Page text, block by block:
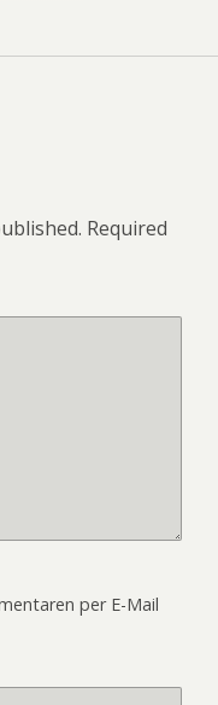
Required
per E-Mail